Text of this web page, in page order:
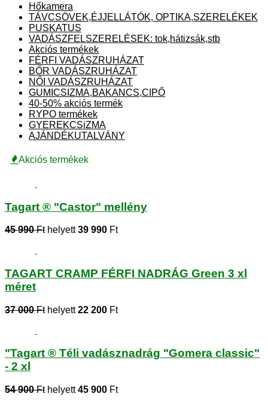
Hőkamera
TÁVCSÖVEK,ÉJJELLÁTÓK, OPTIKA,SZERELÉKEK
PUSKATUS
VADÁSZFELSZERELÉSEK: tok,hátizsák,stb
Akciós termékek
FÉRFI VADÁSZRUHÁZAT
BŐR VADÁSZRUHÁZAT
NŐI VADÁSZRUHÁZAT
GUMICSIZMA,BAKANCS,CIPŐ
40-50% akciós termék
RYPO termékek
GYEREKCSiZMA
AJÁNDÉKUTALVÁNY
Akciós termékek
Tagart ® "Castor" mellény
45 990 Fthelyett39 990 Ft
TAGART CRAMP FÉRFI NADRÁG Green 3 xl
méret
37 000 Fthelyett22 200 Ft
"Tagart ® Téli vadásznadrág "Gomera classic"
- 2 xl
54 900 Fthelyett45 900 Ft